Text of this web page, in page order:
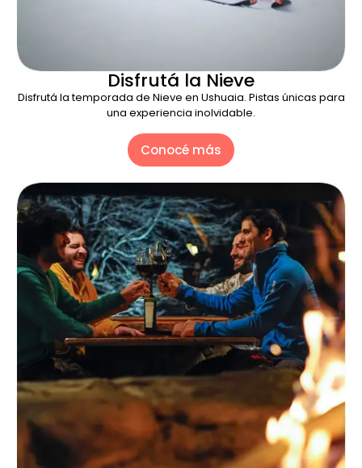
Disfrutá la Nieve
Disfrutá la temporada de Nieve en Ushuaia. Pistas únicas para
una experiencia inolvidable.
Conocé más